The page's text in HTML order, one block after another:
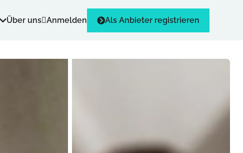
Über uns Anmelden Als Anbieter registrieren